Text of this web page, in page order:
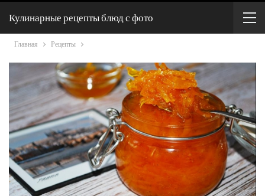
Кулинарные рецепты блюд с фото
Главная Рецепты